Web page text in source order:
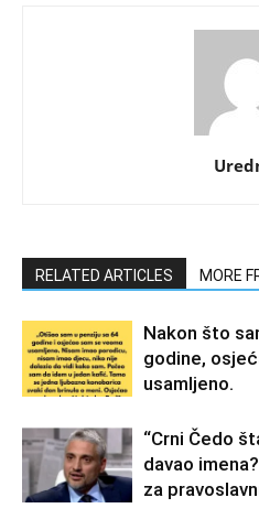
RELATED ARTICLES MORE
Nakon što
godine,
usamljeno.
“Crni Čedo
davao
za